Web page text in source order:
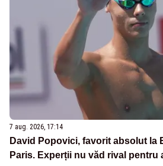
7 aug. 2026, 17:14
David Popovici, favorit absolut la
Paris. Experții nu văd rival pentru